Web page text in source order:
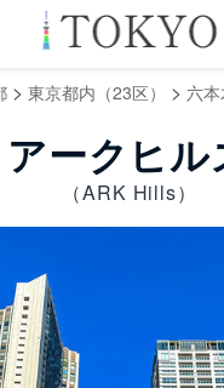
> 東京都内（23区） > 六
アークヒル
（ARK Hills）